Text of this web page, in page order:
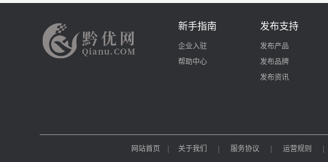
新手指南
企业入驻
帮助中心
发布支持
发布产品
发布品牌
发布资讯
网站首页 | 关于我们 | 服务协议 | 运营规则 |